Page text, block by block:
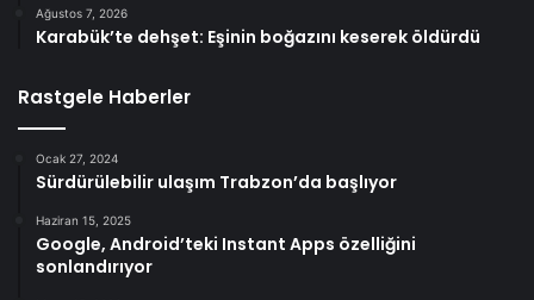
Ağustos 7, 2026
Karabük’te dehşet: Eşinin boğazını keserek öldürdü
Rastgele Haberler
Ocak 27, 2024
Sürdürülebilir ulaşım Trabzon’da başlıyor
Haziran 15, 2025
Google, Android’teki Instant Apps özelliğini
sonlandırıyor